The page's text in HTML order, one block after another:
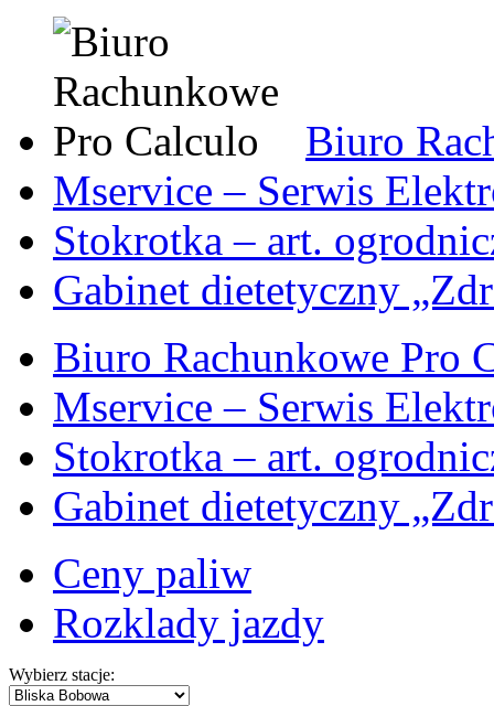
Biuro
Mservice – Serwis
Stokrotka – art.
Gabinet dietetyczny
Biuro Rachunkowe Pro
Mservice – Serwis
Stokrotka – art.
Gabinet dietetyczny
Ceny paliw
Rozklady jazdy
Wybierz stacje: